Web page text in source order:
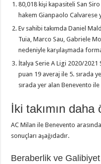
80,018 kişi kapasiteli San Siro
hakem Gianpaolo Calvarese
Ev sahibi takımda Daniel
Tuia, Marco Sau, Gabriele
nedeniyle karşılaşmada
İtalya Serie A Ligi 2020/2021
puan 19 averaj ile 5. sırada
sırada yer alan Benevento ile
İki takımın daha
AC Milan ile Benevento
sonuçları aşağıdadır.
Beraberlik ve Galibiyet